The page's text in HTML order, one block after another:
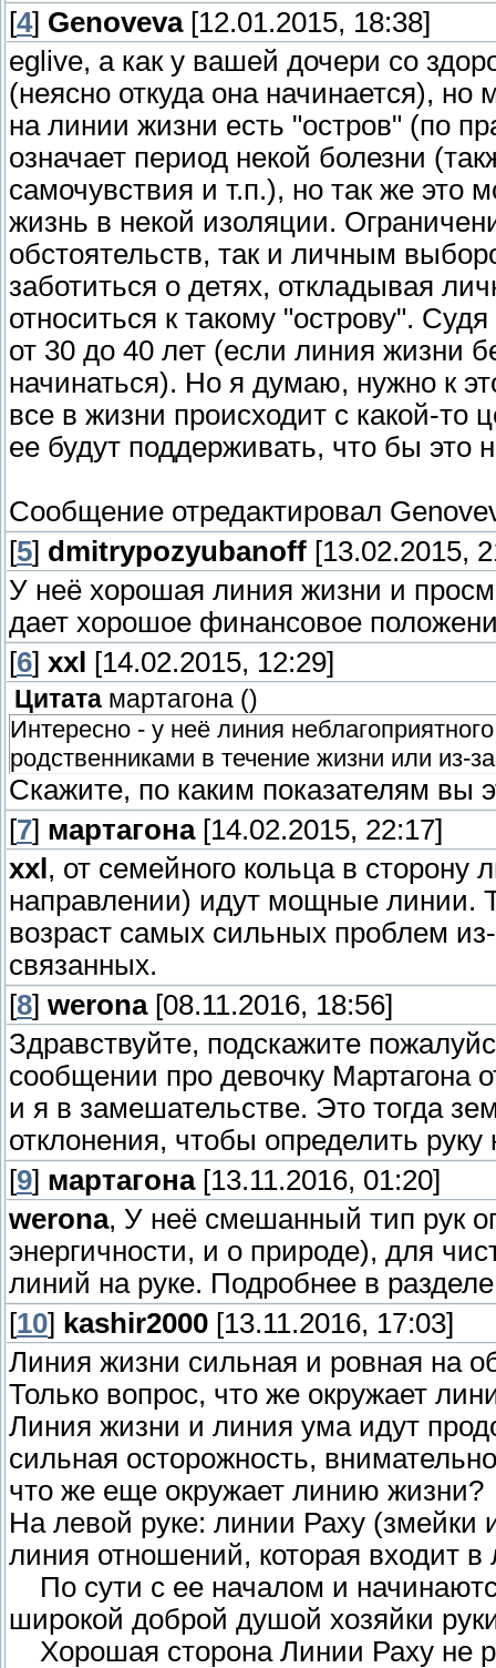
[4] Genoveva[12.01.2015, 18:38]
eglive, а как у вашей дочери со
(неясно откуда она начинается),
на линии жизни есть "остров" (по
означает период некой болезни
самочувствия и т.п.), но так же это
жизнь в некой изоляции.
обстоятельств, так и личным
заботиться о детях, откладывая
относиться к такому "острову".
от 30 до 40 лет (если линия жизни
начинаться). Но я думаю, нужно к
все в жизни происходит с какой-
ее будут поддерживать, что бы это
Сообщение отредактировал
[5] dmitrypozyubanoff [13.02.2015,
У неё хорошая линия жизни и
дает хорошое финансовое
[6] xxl [14.02.2015, 12:29]
Цитата мартагона ()
Интересно - у неё линия
родственниками в течение жизни или из-
Скажите, по каким показателям вы
[7] мартагона[14.02.2015, 22:17]
xxl , от семейного кольца в
направлении) идут мощные линии.
возраст самых сильных проблем
связанных.
[8] werona[08.11.2016, 18:56]
Здравствуйте, подскажите
сообщении про девочку Мартагона
и я в замешательстве. Это тогда
отклонения, чтобы определить руку
[9] мартагона[13.11.2016, 01:20]
werona, У неё смешанный тип рук
энергичности, и о природе), для
линий на руке. Подробнее в
[10] kashir2000 [13.11.2016, 17:03]
Линия жизни сильная и ровная на
Только вопрос, что же окружает
Линия жизни и линия ума идут
сильная осторожность,
что же еще окружает линию жизни?
На левой руке: линии Раху
линия отношений, которая входит
По сути с ее началом и
широкой доброй душой хозяйки
Хорошая сторона Линии Раху не